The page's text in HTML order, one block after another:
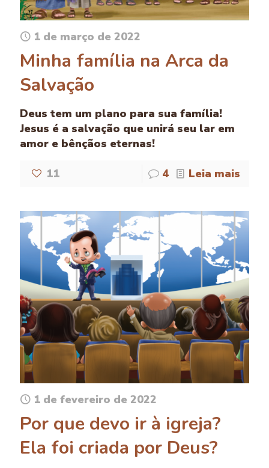
1 de março de 2022
Minha família na Arca da
Salvação
Deus tem um plano para sua família!
Jesus é a salvação que unirá seu lar em
amor e bênçãos eternas!
11 4 Leia mais
1 de fevereiro de 2022
Por que devo ir à igreja?
Ela foi criada por Deus?